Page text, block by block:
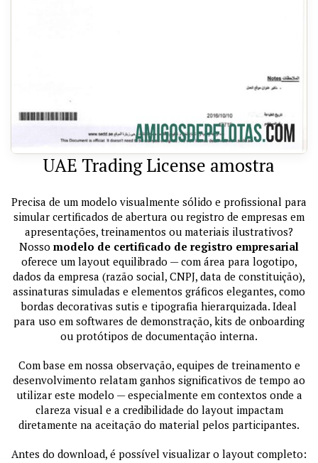
UAE Trading License amostra
Precisa de um modelo visualmente sólido e profissional para
simular certificados de abertura ou registro de empresas em
apresentações, treinamentos ou materiais ilustrativos?
Nosso modelo de certificado de registro empresarial
oferece um layout equilibrado — com área para logotipo,
dados da empresa (razão social, CNPJ, data de constituição),
assinaturas simuladas e elementos gráficos elegantes, como
bordas decorativas sutis e tipografia hierarquizada. Ideal
para uso em softwares de demonstração, kits de onboarding
ou protótipos de documentação interna.
Com base em nossa observação, equipes de treinamento e
desenvolvimento relatam ganhos significativos de tempo ao
utilizar este modelo — especialmente em contextos onde a
clareza visual e a credibilidade do layout impactam
diretamente na aceitação do material pelos participantes.
Antes do download, é possível visualizar o layout completo: